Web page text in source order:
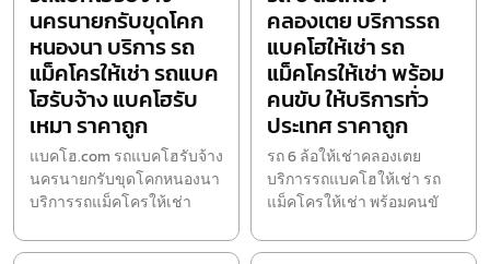
นครนายกรับขุดโคก
หนองนา บริการ รถ
แม็คโครให้เช่า รถแบค
โฮรับจ้าง แบคโฮรับ
เหมา ราคาถูก
แบคโฮ.com รถแบคโฮรับจ้าง
นครนายกรับขุดโคกหนองนา
บริการรถแม็คโครให้เช่า
คลองเตย บริการรถ
แบคโฮให้เช่า รถ
แม็คโครให้เช่า พร้อม
คนขับ ให้บริการทั่ว
ประเทศ ราคาถูก
รถ 6 ล้อให้เช่าคลองเตย
บริการรถแบคโฮให้เช่า รถ
แม็คโครให้เช่า พร้อมคนขั